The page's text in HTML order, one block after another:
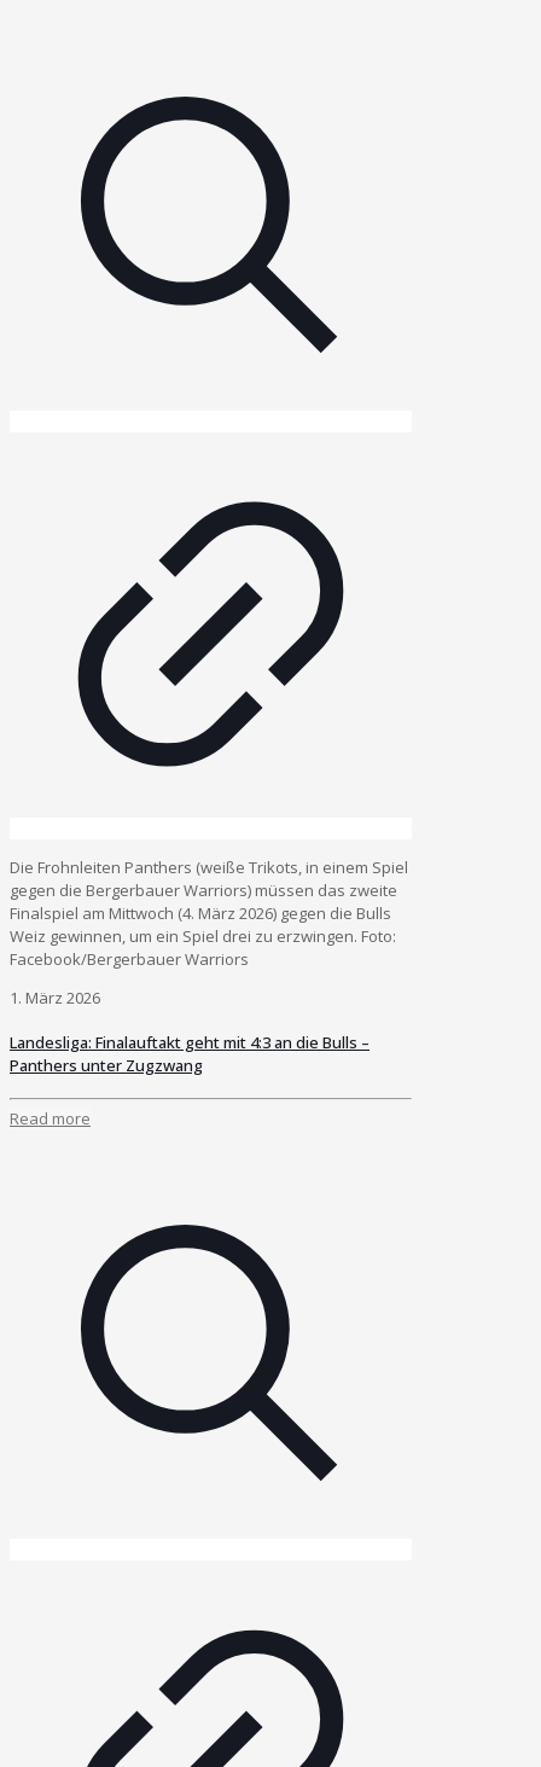
Die Frohnleiten Panthers (weiße Trikots, in einem Spiel
gegen die Bergerbauer Warriors) müssen das zweite
Finalspiel am Mittwoch (4. März 2026) gegen die Bulls
Weiz gewinnen, um ein Spiel drei zu erzwingen. Foto:
Facebook/Bergerbauer Warriors
1. März 2026
Landesliga: Finalauftakt geht mit 4:3 an die Bulls –
Panthers unter Zugzwang
Read more